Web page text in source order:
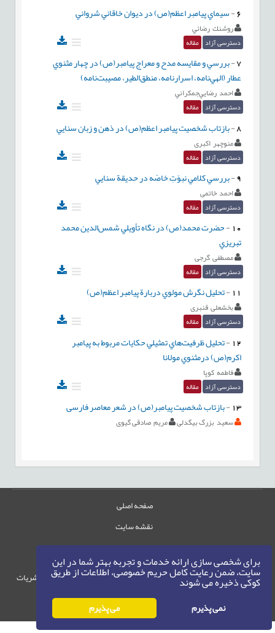
برای شخصی سازی ارائه خدمات و تجربه بهتر شما در این
سایت، ضمن رعایت کامل حریم خصوصی، اطلاعات از طریق
کوکی ذخیره می شوند
نمی پذیرم می پذیرم
6
-سيماي پيامبر اعظم(ص) در ديوان خاقاني شرواني
روشنك رضائي
دسترسی آزاد مقاله
7
-بررسي و مقايسه مدح و معراج پيامبر(ص) در چهار مثنوي
عطار (الهي‌نامه، اسرارنامه، منطق‌الطير، ‌مصيبت‌نامه)
احمد رضايي‌جمكراني
دسترسی آزاد مقاله
8
-بازتاب شخصيت پيامبر اعظم(ص) در ذهن و زبان سنايي
منوچهر اکبری
دسترسی آزاد مقاله
9
-بررسي كلامي نبوّتِ خاصّه در حديقة سنايي
احمد خاتمی
دسترسی آزاد مقاله
10
-حضرت محمد(ص) در نگاه تأويلي شمس‌الدين محمد
تبريزي
مصطفی گرجی
دسترسی آزاد مقاله
11
-تحليل نگرش مولوي دربارة پيامبر اعظم(ص)
بخشعلی قنبری
دسترسی آزاد مقاله
12
-تحليل ظرفيت‌هاي تمثيلي حكايات مربوط به پيامبر‌
اكرم(ص) درمثنوي مولانا
فاطمه كوپا
دسترسی آزاد مقاله
13
-بازتاب شخصیت پیامبر(ص) در شعر معاصر فارسی
سعید بزرگ بیگدلی مریم صادقی گیوی
صفحه اصلی
نقشه سایت
تماس با ما
حقوق این وب‌سایت متعلق به سامانه مدیریت نشریات
حق نشر©
1405-1396